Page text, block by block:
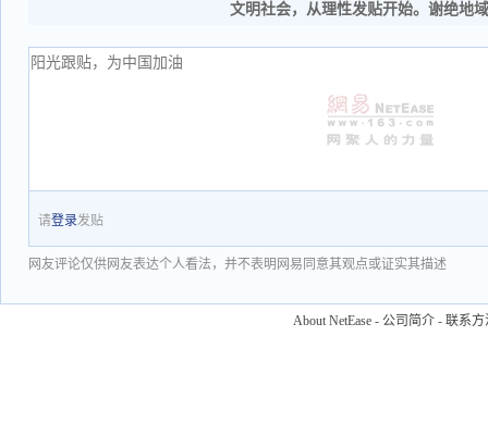
文明社会，从理性发贴开始。谢绝地
请登录发贴
网友评论仅供网友表达个人看法，并不表明网易同意其观点或证实其描述
About NetEase - 公司简介 - 联系方